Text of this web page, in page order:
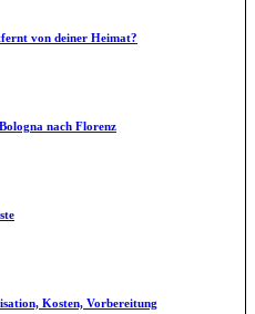
von deiner Heimat?
nach Florenz
Kosten, Vorbereitung